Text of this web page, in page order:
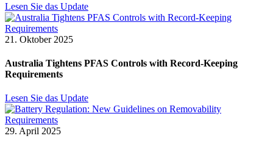
Lesen Sie das Update
21. Oktober 2025
Australia Tightens PFAS Controls with Record-Keeping
Requirements
Lesen Sie das Update
29. April 2025